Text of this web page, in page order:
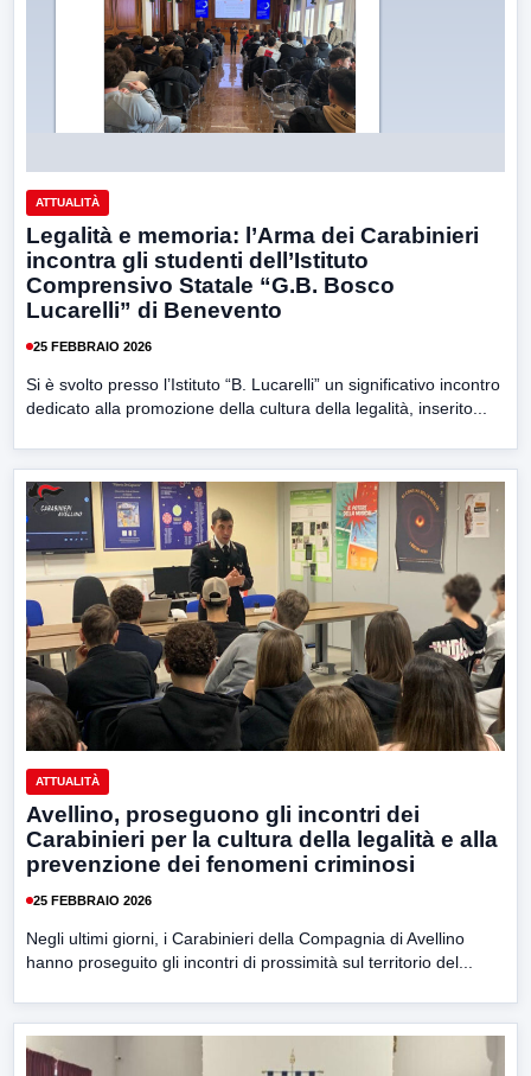
ATTUALITÀ
Legalità e memoria: l’Arma dei Carabinieri
incontra gli studenti dell’Istituto
Comprensivo Statale “G.B. Bosco
Lucarelli” di Benevento
25 FEBBRAIO 2026
Si è svolto presso l’Istituto “B. Lucarelli” un significativo incontro
dedicato alla promozione della cultura della legalità, inserito...
ATTUALITÀ
Avellino, proseguono gli incontri dei
Carabinieri per la cultura della legalità e alla
prevenzione dei fenomeni criminosi
25 FEBBRAIO 2026
Negli ultimi giorni, i Carabinieri della Compagnia di Avellino
hanno proseguito gli incontri di prossimità sul territorio del...